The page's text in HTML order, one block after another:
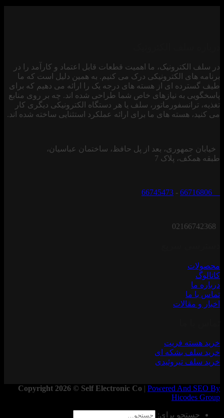
در سلف الکترونیک، ما اهمیت قطعات قابل اعتماد و کارآمد را در
برنامه های الکترونیکی درک می کنیم. به همین دلیل است که ما
طیف گسترده ای از هسته های درجه یک را ارائه می دهیم که برای
پاسخگویی به نیازهای خاص شما طراحی شده اند. چه بر روی منابع
تغذیه، ترانسفورماتور، سلف یا هر دستگاه الکترونیکی دیگری کار
می کنید، هسته های ما برای ارائه عملکرد استثنایی ساخته شده اند.
خیابان جمهوری، بعد از پل حافظ، ساختمان عباسیان،
طبقه همکف، پلاک 7
-
66745473
محصولات
کاتالوگ
درباره ما
تماس با ما
اخبار و مقالات
خرید هسته فریت
خرید سلف بشکه ای
خرید سلف تیروئیدی
Copyright 2026 © Self Electronic Co | Powered And SEO By
Hicodes Group
جستجو برای: